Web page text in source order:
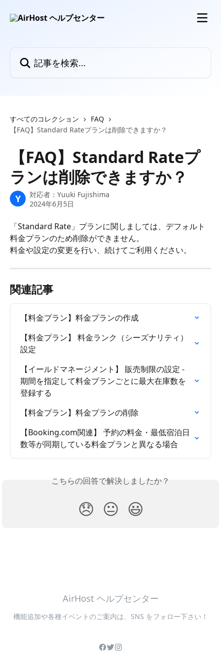
すべてのコレクション
FAQ
【FAQ】Standard Rateプランは削除できますか？
【FAQ】Standard Rateプ
ランは削除できますか？
Y 対応者： Yuuki Fujishima
2024年6月5日
「Standard Rate」プランに関しましては、デフォルト
料金プランのため削除ができません。
料金や設定の変更を行い、続けてご利用ください。
関連記事
【料金プラン】料金プランの作成
【料金プラン】 料金ランク（シーズナリティ）
設定
【イールドマネージメント】 販売制限の設定 -
期間を指定して料金プランごとに最大在庫数を
登録する
【料金プラン】料金プランの削除
【Booking.com関連】 予約の料金・最低宿泊日
数等が同期している料金プランと異なる場合
こちらの回答で解決しましたか？
😞 😐 😃
AirHost ヘルプセンター
機能追加や各種イベントのご案内は、SNS をフォロー下さい！